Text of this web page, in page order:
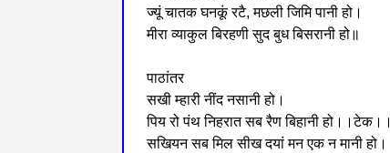
ज्यूं चातक घनकूं रटै, मछली जिमि पानी हो।
मीरा व्याकुल बिरहणी सुद बुध बिसरानी हो॥
पाठांतर
सखी म्हारी नींद नसानी हो।
पिय रो पंथ निहरात सब रैण बिहानी हो।।टेक।।
सखियन सब मिल सीख दयां मन एक न मानी हो।